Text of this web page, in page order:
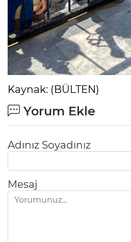
Kaynak: (BÜLTEN)
Yorum Ekle
Adınız Soyadınız
Mesaj